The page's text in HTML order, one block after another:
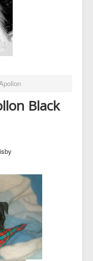
Black